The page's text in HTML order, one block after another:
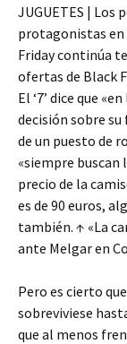
JUGUETES | Los
protagonistas en
Friday continúa
ofertas de Black
El ‘7’ dice que
decisión sobre
de un puesto de
«siempre buscan
precio de la
es de 90 euros,
también. ↑ «La
ante Melgar en
Pero es cierto
sobreviviese
que al menos